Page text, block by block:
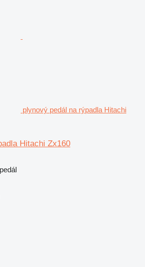
plynový pedál na rýpadla Hitachi
Hitachi Zx160